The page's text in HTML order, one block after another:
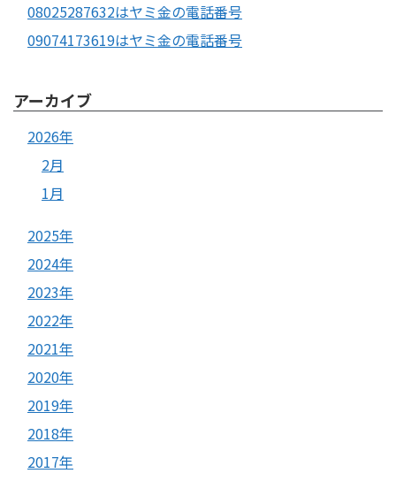
08025287632はヤミ金の電話番号
09074173619はヤミ金の電話番号
アーカイブ
2026年
2月
1月
2025年
2024年
2023年
2022年
2021年
2020年
2019年
2018年
2017年